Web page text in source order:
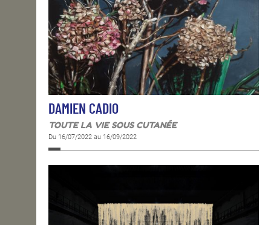
DAMIEN CADIO
TOUTE LA VIE SOUS CUTANÉE
Du 16/07/2022 au 16/09/2022